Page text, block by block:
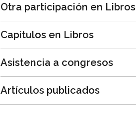
Otra participación en Libros
Capítulos en Libros
Asistencia a congresos
Artículos publicados